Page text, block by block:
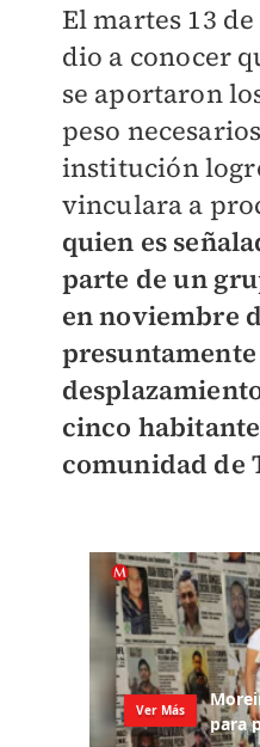
El martes 13
dio a conocer
se aportaron
peso
institución
vinculara a
quien es
parte de un
en noviembre
cinco
comunidad de